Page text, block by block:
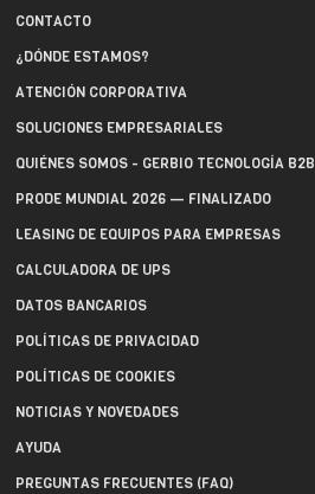
CONTACTO
¿DÓNDE ESTAMOS?
ATENCIÓN CORPORATIVA
SOLUCIONES EMPRESARIALES
QUIÉNES SOMOS - GERBIO TECNOLOGÍA B2B
PRODE MUNDIAL 2026 — FINALIZADO
LEASING DE EQUIPOS PARA EMPRESAS
CALCULADORA DE UPS
DATOS BANCARIOS
POLÍTICAS DE PRIVACIDAD
POLÍTICAS DE COOKIES
NOTICIAS Y NOVEDADES
AYUDA
PREGUNTAS FRECUENTES (FAQ)